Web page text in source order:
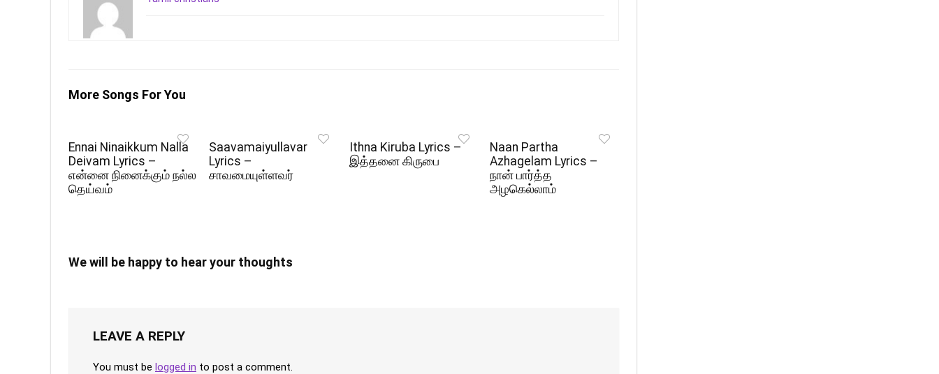
More Songs For You
Ennai Ninaikkum Nalla
Deivam Lyrics –
என்னை நினைக்கும் நல்ல
தெய்வம்
Saavamaiyullavar
Lyrics –
சாவமையுள்ளவர்
Ithna Kiruba Lyrics –
இத்தனை கிருபை
Naan Partha
Azhagelam Lyrics –
நான் பார்த்த
அழகெல்லாம்
We will be happy to hear your thoughts
LEAVE A REPLY
You must be logged in to post a comment.